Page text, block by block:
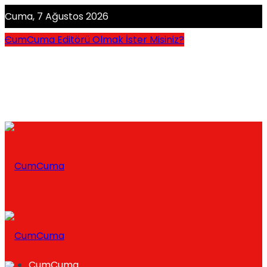
Cuma, 7 Ağustos 2026
CumCuma Editörü Olmak İster Misiniz?